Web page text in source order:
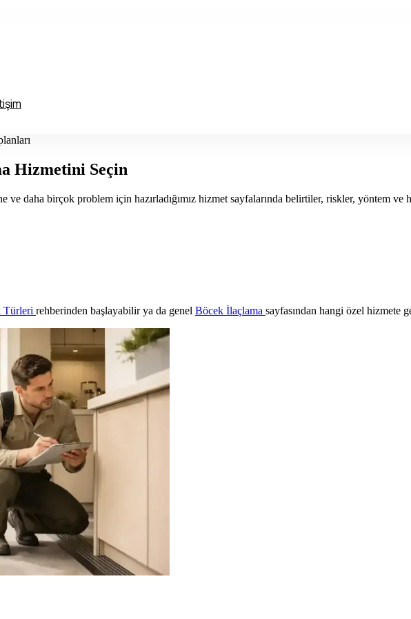
Hizmetini Seçin
ve daha birçok problem için hazırladığımız hizmet sayfalarında belirtiler, riskler, yöntem
Türleri rehberinden başlayabilir ya da genel Böcek İlaçlama sayfasından hangi özel hizmete